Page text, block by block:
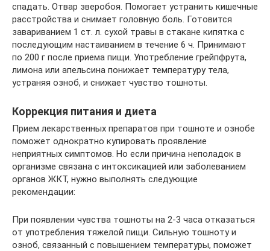
спадать. Отвар зверобоя. Помогает устранить кишечные
расстройства и снимает головную боль. Готовится
завариванием 1 ст. л. сухой травы в стакане кипятка с
последующим настаиванием в течение 6 ч. Принимают
по 200 г после приема пищи. Употребление грейпфрута,
лимона или апельсина понижает температуру тела,
устраняя озноб, и снижает чувство тошноты.
Коррекция питания и диета
Прием лекарственных препаратов при тошноте и ознобе
поможет однократно купировать проявление
неприятных симптомов. Но если причина неполадок в
организме связана с интоксикацией или заболеванием
органов ЖКТ, нужно выполнять следующие
рекомендации:
При появлении чувства тошноты на 2-3 часа отказаться
от употребления тяжелой пищи. Сильную тошноту и
озноб, связанный с повышением температуры, поможет